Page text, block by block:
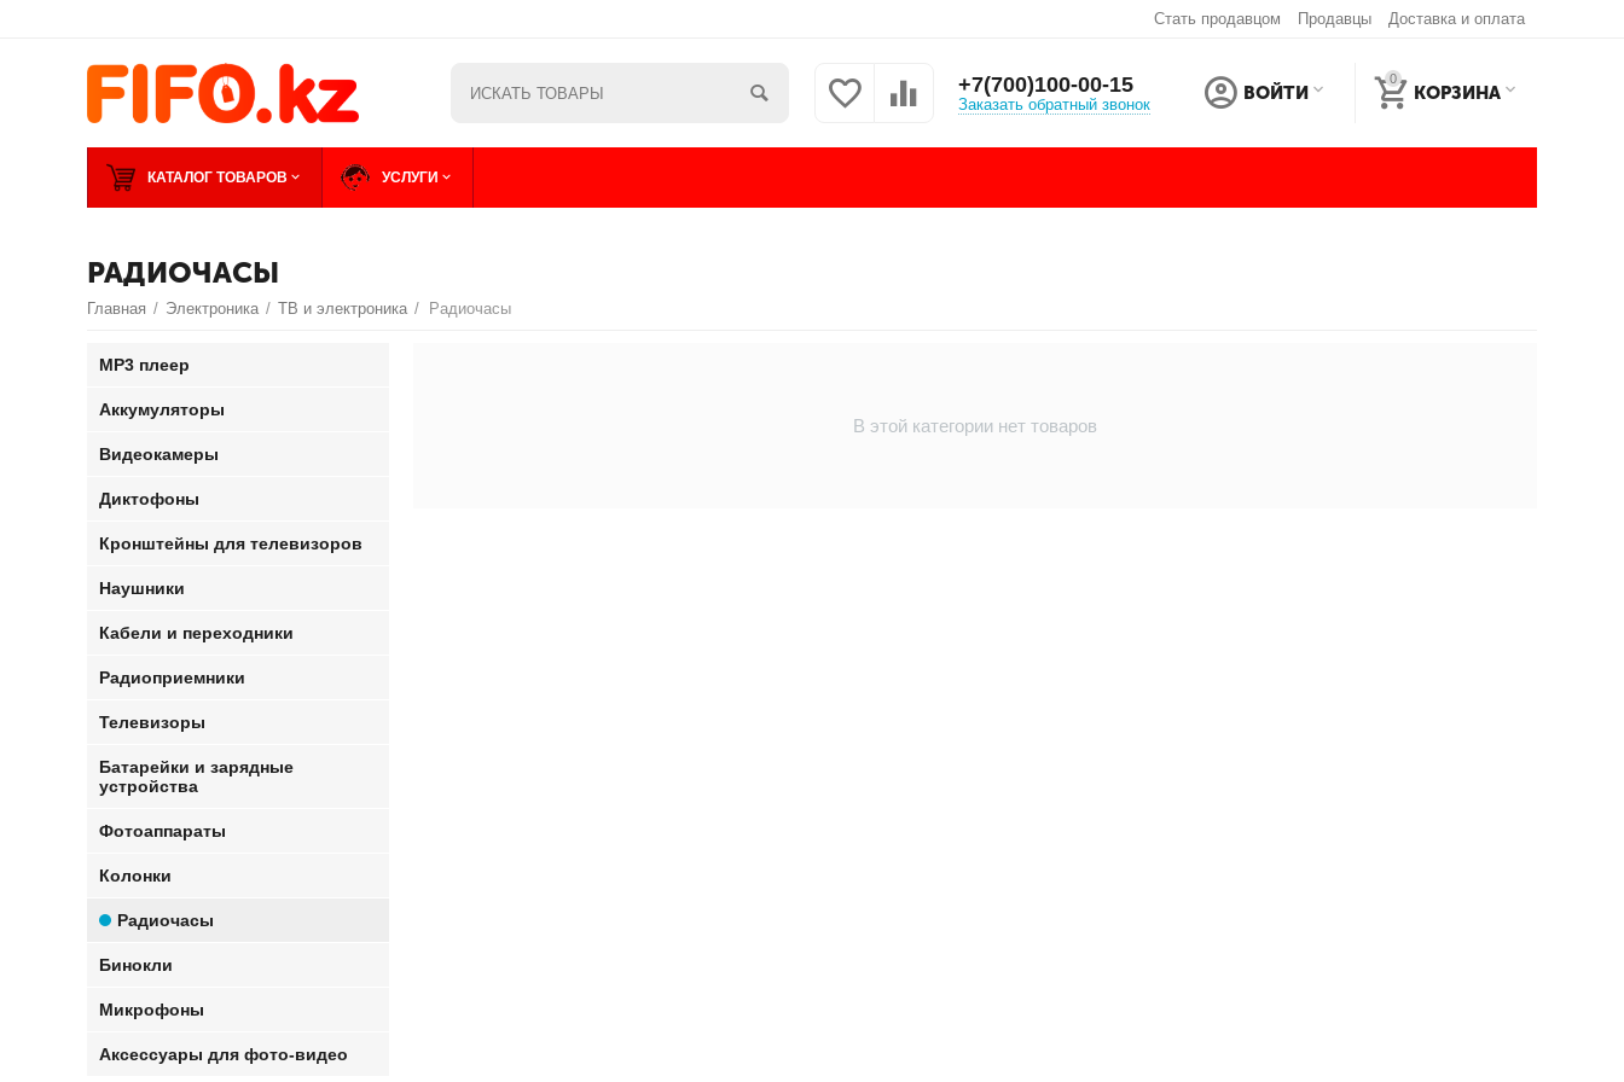
Стать продавцом Продавцы Доставка и оплата
+7(700)100-00-15
Заказать обратный звонок
ВОЙТИ
0
КОРЗИНА
КАТАЛОГ ТОВАРОВ УСЛУГИ
РАДИОЧАСЫ
Главная / Электроника / ТВ и электроника / Радиочасы
В этой категории нет товаров
MP3 плеер
Аккумуляторы
Видеокамеры
Диктофоны
Кронштейны для телевизоров
Наушники
Кабели и переходники
Радиоприемники
Телевизоры
Батарейки и зарядные
устройства
Фотоаппараты
Колонки
Радиочасы
Бинокли
Микрофоны
Аксессуары для фото-видео